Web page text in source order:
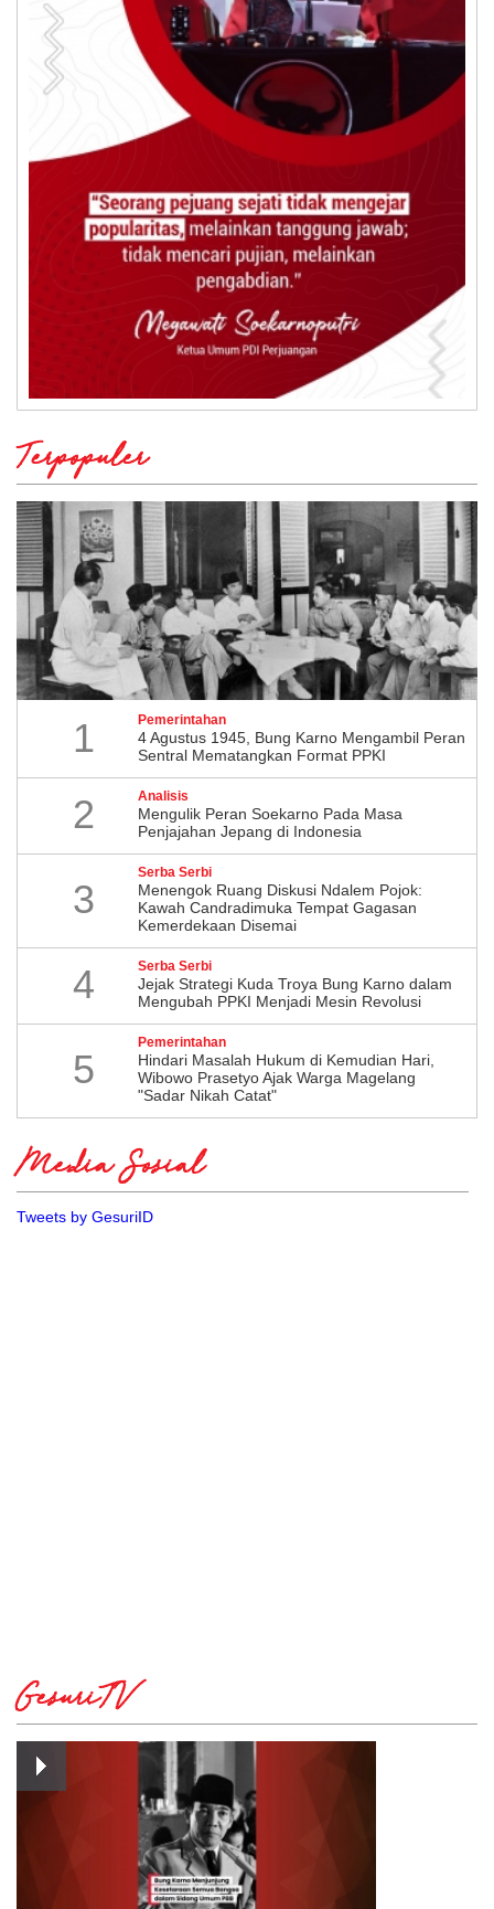
Terpopuler
1 Pemerintahan
4 Agustus 1945, Bung Karno Mengambil Peran
Sentral Mematangkan Format PPKI
2 Analisis
Mengulik Peran Soekarno Pada Masa
Penjajahan Jepang di Indonesia
3
Serba Serbi
Menengok Ruang Diskusi Ndalem Pojok:
Kawah Candradimuka Tempat Gagasan
Kemerdekaan Disemai
4 Serba Serbi
Jejak Strategi Kuda Troya Bung Karno dalam
Mengubah PPKI Menjadi Mesin Revolusi
5
Pemerintahan
Hindari Masalah Hukum di Kemudian Hari,
Wibowo Prasetyo Ajak Warga Magelang
"Sadar Nikah Catat"
Media Sosial
Tweets by GesuriID
GesuriTV